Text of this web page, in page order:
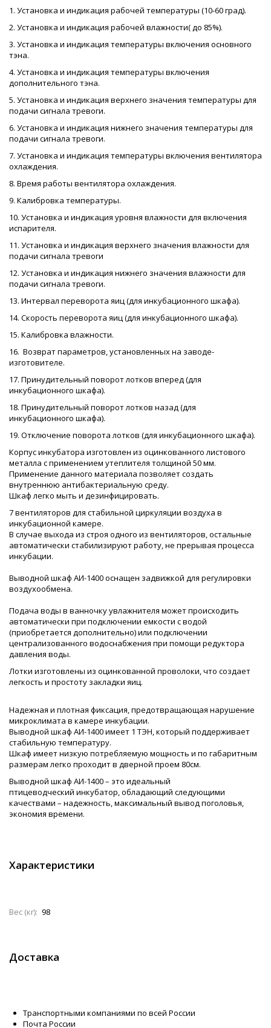
1. Установка и индикация рабочей температуры (10-60 град).
2. Установка и индикация рабочей влажности( до 85%).
3. Установка и индикация температуры включения основного
тэна.
4. Установка и индикация температуры включения
дополнительного тэна.
5. Установка и индикация верхнего значения температуры для
подачи сигнала тревоги.
6. Установка и индикация нижнего значения температуры для
подачи сигнала тревоги.
7. Установка и индикация температуры включения вентилятора
охлаждения.
8. Время работы вентилятора охлаждения.
9. Калибровка температуры.
10. Установка и индикация уровня влажности для включения
испарителя.
11. Установка и индикация верхнего значения влажности для
подачи сигнала тревоги
12. Установка и индикация нижнего значения влажности для
подачи сигнала тревоги.
13. Интервал переворота яиц (для инкубационного шкафа).
14. Скорость переворота яиц (для инкубационного шкафа).
15. Калибровка влажности.
16. Возврат параметров, установленных на заводе-
изготовителе.
17. Принудительный поворот лотков вперед (для
инкубационного шкафа).
18. Принудительный поворот лотков назад (для
инкубационного шкафа).
19. Отключение поворота лотков (для инкубационного шкафа).
Корпус инкубатора изготовлен из оцинкованного листового
металла с применением утеплителя толщиной 50 мм.
Применение данного материала позволяет создать
внутреннюю антибактериальную среду.
Шкаф легко мыть и дезинфицировать.
7 вентиляторов для стабильной циркуляции воздуха в
инкубационной камере.
В случае выхода из строя одного из вентиляторов, остальные
автоматически стабилизируют работу, не прерывая процесса
инкубации.
Выводной шкаф АИ-1400 оснащен задвижкой для регулировки
воздухообмена.
Подача воды в ванночку увлажнителя может происходить
автоматически при подключении емкости с водой
(приобретается дополнительно) или подключении
централизованного водоснабжения при помощи редуктора
давления воды.
Лотки изготовлены из оцинкованной проволоки, что создает
легкость и простоту закладки яиц.
Надежная и плотная фиксация, предотвращающая нарушение
микроклимата в камере инкубации.
Выводной шкаф АИ-1400 имеет 1 ТЭН, который поддерживает
стабильную температуру.
Шкаф имеет низкую потребляемую мощность и по габаритным
размерам легко проходит в дверной проем 80см.
Выводной шкаф АИ-1400 – это идеальный
птицеводческий инкубатор, обладающий следующими
качествами – надежность, максимальный вывод поголовья,
экономия времени.
Характеристики
Вес (кг): 98
Доставка
Транспортными компаниями по всей России
Почта России